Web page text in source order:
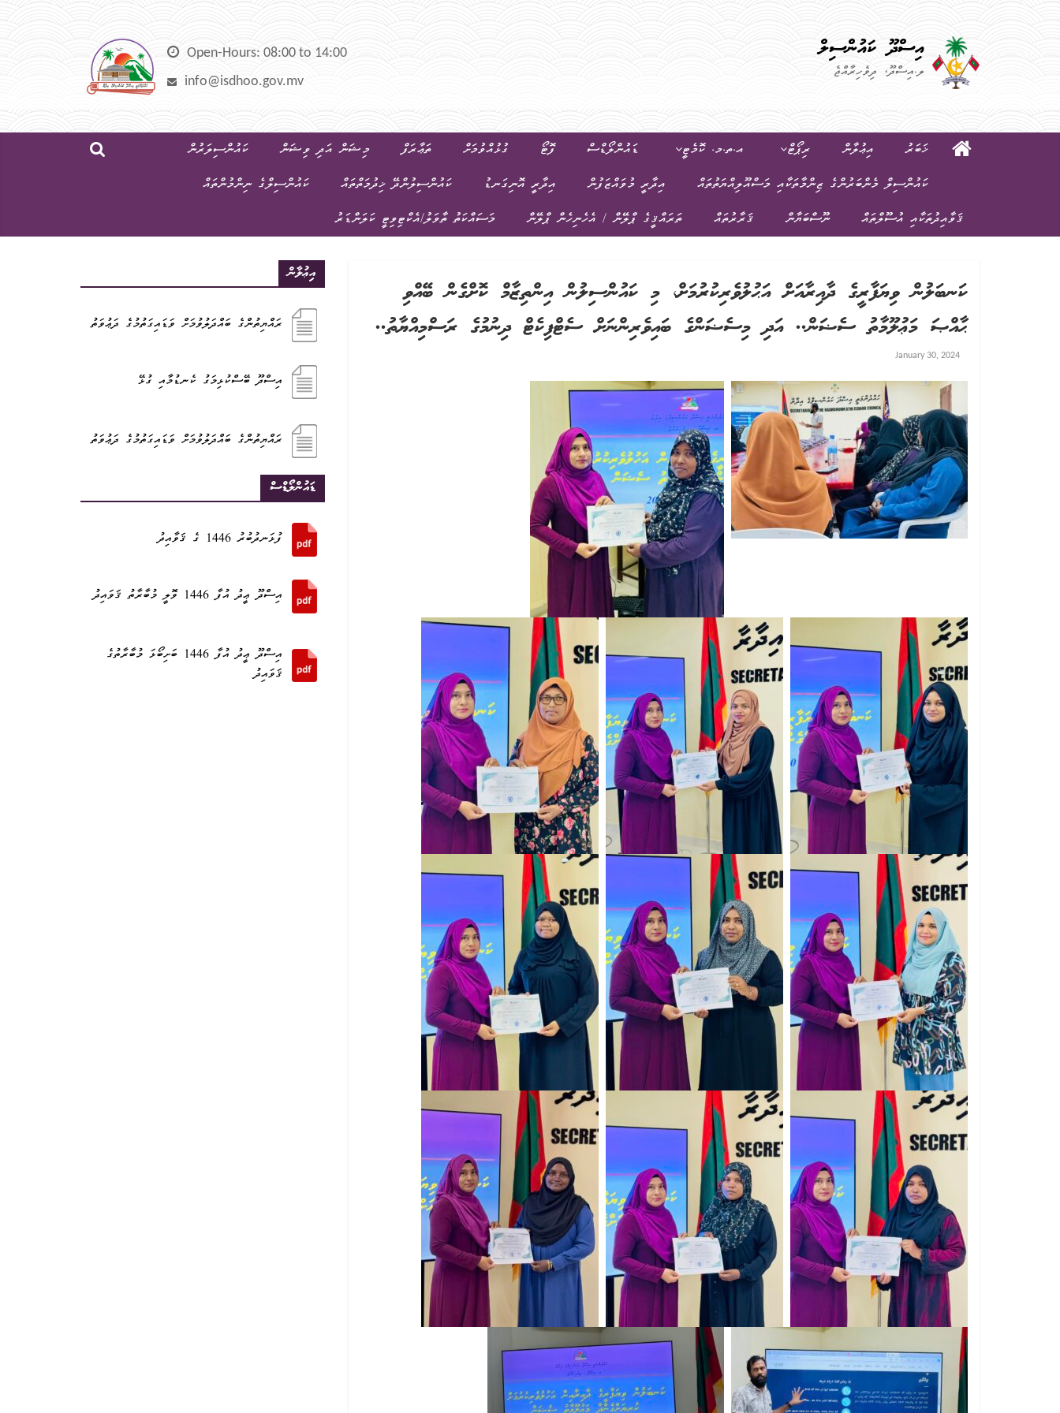
Skip
އިސްދޫ ކައުންސިލް
ލ.އިސްދޫ، ދިވެހިރާއްޖެ
Open-Hours: 08:00 to 14:00
info@isdhoo.gov.mv
ޚަބަރު އިޢުލާން ރިޕޯޓް އ.ތ.މ. ކޮމެޓީ ޑައުންލޯޑްސް ފޮޓޯ ގުޅުއްވުމަށް ތަޢާރަފް މިޝަން އަދި ވިޝަން
ކައުންސިލަރުން
ކައުންސިލް މެންބަރުންގެ ޒިންމާތަކާއި މަސްއޫލިއްޔަތުތައް
އިދާރީ މުވައްޒަފުން އިދާރީ އޮނިގަނޑު ކައުންސިލުންދޭ ޚިދުމަތްތައް
ކައުންސިލްގެ ނިންމުންތައް
ޤަވާއިދުތަކާއި އުސޫލްތައް
ނޫސްބަޔާން ޤަރާރުތައް ތަރައްޤީގެ ޕްލޭން / އެހެނިހެން ޕްލޭން މަސައްކަތު ތާވަލު/އެކްޓިވިޓީ ކަލަންޑަރު
ކަނބަލުން ވިޔަފާރީގެ ދާއިރާއަށް އަޙުލުވެރިކުރުމަށް، މި ކައުންސިލުން އިންތިޒާމް ކޮށްގެން ބޭއްވި
ޙާއްޞަ މަޢުލޫމާތު ސެޟަން.. އަދި މިސެޟަންގެ ބައިވެރިންނަށް ސެޓްފިކެޓް ދިނުމުގެ ރަސްމިއްޔާތު..
January 30, 2024
އިޢުލާން
ރައްޔިތުންގެ ބައްދަލުވުމަށް ވަޑައިގަތުމުގެ ދަޢުވަތު
އިސްދޫ ބޭސްކުޅިމަގު ކެނޑުމާއި ގުޅޭ
ރައްޔިތުންގެ ބައްދަލުވުމަށް ވަޑައިގަތުމުގެ ދަޢުވަތު
ޑައުންލޯޑްސް
ފުޅަނދުބުރު 1446 ގެ ޤަވާއިދު
އިސްދޫ ޢީދު އުފާ 1446 ވޮލީ މުބާރާތު ޤަވައިދު
އިސްދޫ ޢީދު އުފާ 1446 ބަށިބޯޅަ މުބާރާތުގެ
ޤަވައިދު